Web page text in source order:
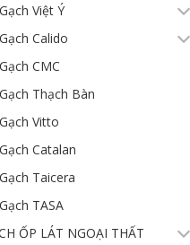
Gạch Việt Ý
Gạch Calido
Gạch CMC
Gạch Thạch Bàn
Gạch Vitto
Gạch Catalan
Gạch Taicera
Gạch TASA
ỐP LÁT NGOẠI THẤT